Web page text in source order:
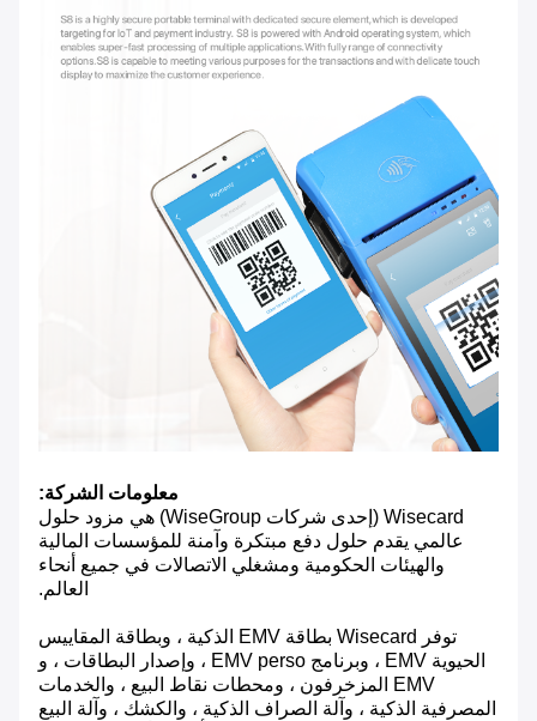
معلومات الشركة:
Wisecard (إحدى شركات WiseGroup) هي مزود حلول
عالمي يقدم حلول دفع مبتكرة وآمنة للمؤسسات المالية
والهيئات الحكومية ومشغلي الاتصالات في جميع أنحاء
العالم.
توفر Wisecard بطاقة EMV الذكية ، وبطاقة المقاييس
الحيوية EMV ، وبرنامج EMV perso ، وإصدار البطاقات ، و
EMV المزخرفون ، ومحطات نقاط البيع ، والخدمات
المصرفية الذكية ، وآلة الصراف الذكية ، والكشك ، وآلة البيع